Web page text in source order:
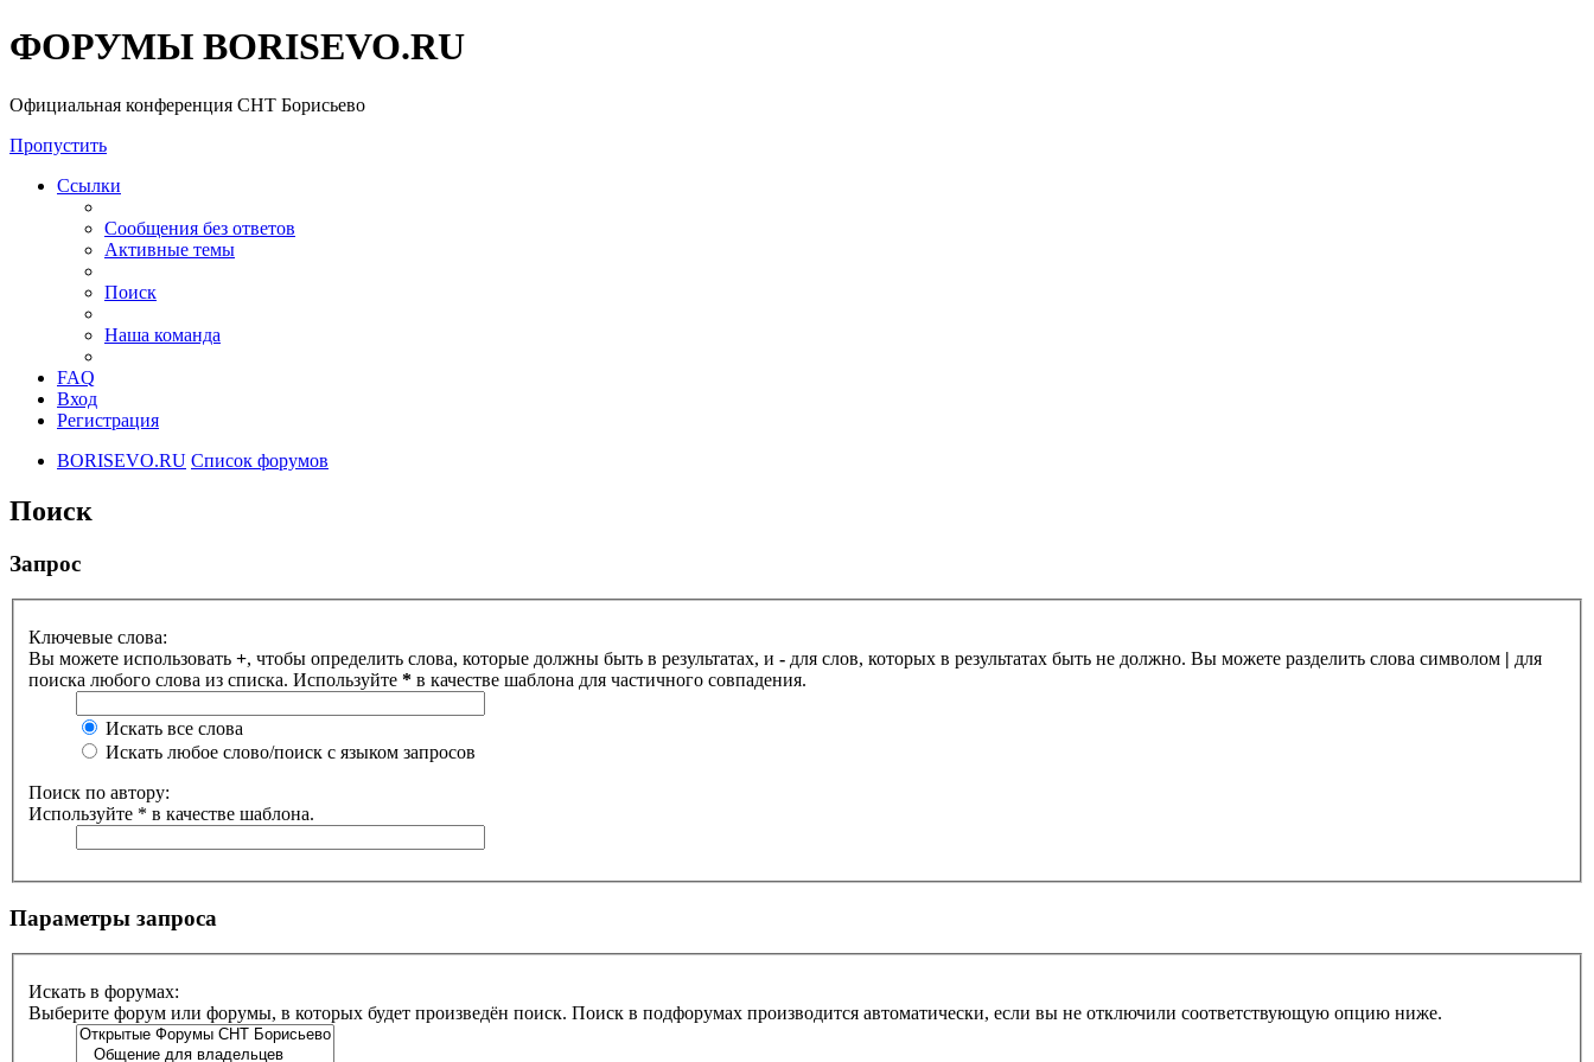
ФОРУМЫ BORISEVO.RU
Официальная конференция СНТ Борисьево
Пропустить
Ссылки
Сообщения без ответов
Активные темы
Поиск
Наша команда
FAQ
Вход
Регистрация
BORISEVO.RU Список форумов
Поиск
Запрос
Ключевые слова:
Вы можете использовать +, чтобы определить слова, которые должны быть в результатах, и - для слов, которых в результатах быть не должно. Вы можете разделить слова символом | для
поиска любого слова из списка. Используйте * в качестве шаблона для частичного совпадения.
Искать все слова
Искать любое слово/поиск с языком запросов
Поиск по автору:
Используйте * в качестве шаблона.
Параметры запроса
Искать в форумах:
Выберите форум или форумы, в которых будет произведён поиск. Поиск в подфорумах производится автоматически, если вы не отключили соответствующую опцию ниже.